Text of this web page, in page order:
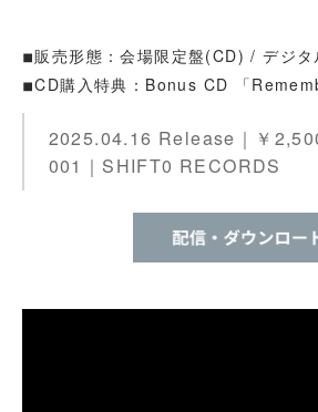
◾︎販売形態：会場限定盤(CD) / デジタ
◾︎CD購入特典：Bonus CD 「
2025.04.16 Release｜￥
001｜SHIFT0 RECORDS